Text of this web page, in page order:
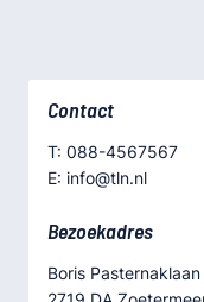
Contact
T: 088-4567567
E: info@tln.nl
Bezoekadres
Boris